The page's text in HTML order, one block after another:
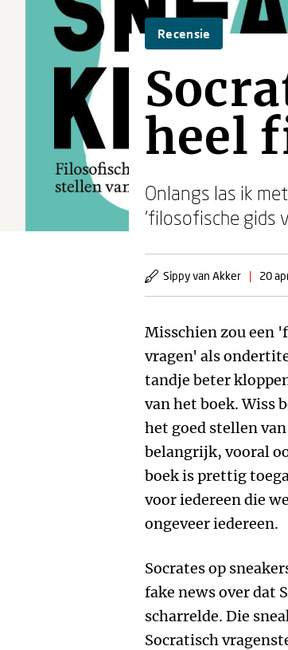
Recensie
heel
Onlangs las ik
'filosofische gids
Sippy van Akker | 20
Misschien zou een
vragen' als
tandje beter
van het boek. Wiss
het goed stellen
belangrijk, vooral
boek is prettig
voor iedereen die
ongeveer iedereen.
Socrates op
fake news over dat
scharrelde. Die
Socratisch